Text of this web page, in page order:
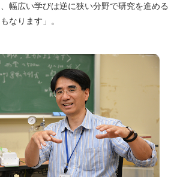
幅広い学びは逆に狭い分野で研究を進める
なります」。